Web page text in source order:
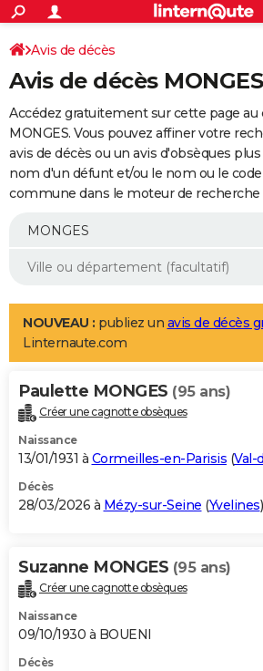
ACTUALITÉS
Politique
Société
Faits Divers
Education
Monde
Villes
+
SPORT
Coupe du monde 2026
Football
Tennis
Cyclisme
Rugby
Forum
Programme TV
TNT
Streaming
Cinéma
Sorties cinéma
Musique
+
FINANCE
Retraite
Epargne
Immobilier
Risques naturels par ville
Banque
Assurance
AUTO
Essais
Réserver un essai
Citadines
Berlines
SUV
Forum auto
+
Mobiles
Meilleur smartphone
Internet
Ordinateurs
Jeux vidéo
Guide high-tech
Aménagement intérieur
LIFESTYLE
Art de vivre
Bien-être
Loisirs
Mode
Modes de vie
Alimentation
Guide de la santé
Maladies
Médicaments
Sommeil
VOYAGE
Destinations
City break
Voyage nature
Voyage de noces
Forum
Climat
+PHOTO
GUIDES D'ACHAT
BONS PLANS
Carte de Noël
Carte Bonne année
Carte Saint-Valentin
Carte Pâques
Carte d'anniversaire
DICTIONNAIRE
Dictionnaire
Biographies
Citations
Expressions
Proverbes
PROGRAMME TV
Avis de décès
Avis de décès MONGES
Accédez gratuitement sur cette page au
MONGES. Vous pouvez affiner votre
avis de décès ou un avis d'obsèques
nom d'un défunt et/ou le nom ou le
commune dans le moteur de recherche
NOUVEAU : publiez un avis de décès
Linternaute.com
Paulette MONGES (95 ans)
Créer une cagnotte obsèques
Naissance
13/01/1931 à Cormeilles-en-Parisis (Val-
Décès
28/03/2026 à Mézy-sur-Seine (Yvelines)
Suzanne MONGES (95 ans)
Créer une cagnotte obsèques
Naissance
09/10/1930 à BOUENI
Décès